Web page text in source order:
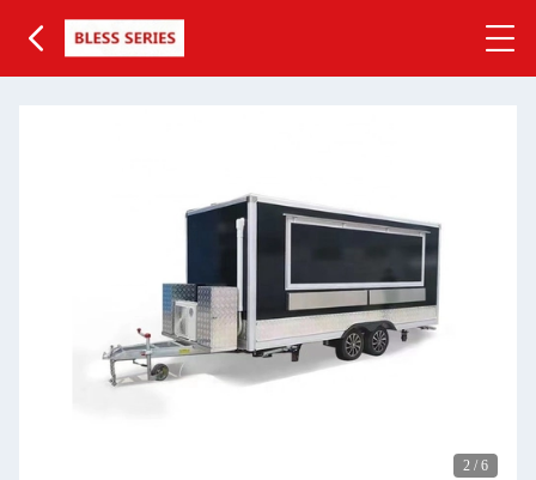
2 / 6